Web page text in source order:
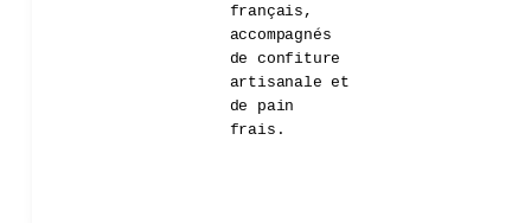
français,
accompagnés
de confiture
artisanale et
de pain
frais.